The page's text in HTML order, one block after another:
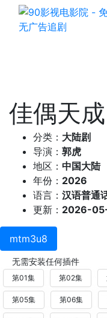
佳偶天成
分类： 大陆剧
导演： 郭虎
地区： 中国大陆
年份： 2026
语言： 汉语普通
更新： 2026-
mtm3u8
无需安装任何插件
第01集 第02集
第05集 第06集